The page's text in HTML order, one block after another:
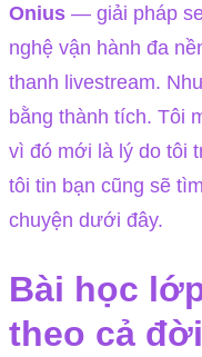
Onius — giải pháp
nghệ vận hành đa
thanh livestream.
bằng thành tích. Tôi
vì đó mới là lý do tôi
tôi tin bạn cũng sẽ
chuyện dưới đây.
Bài học
theo cả đời